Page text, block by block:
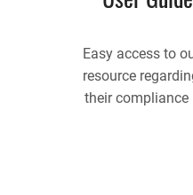
Easy access to
resource
their compliance